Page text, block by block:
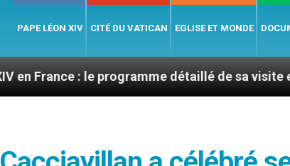
PAPE LÉON XIV CITÉ DU VATICAN EGLISE ET MONDE
: le programme détaillé de sa visite en